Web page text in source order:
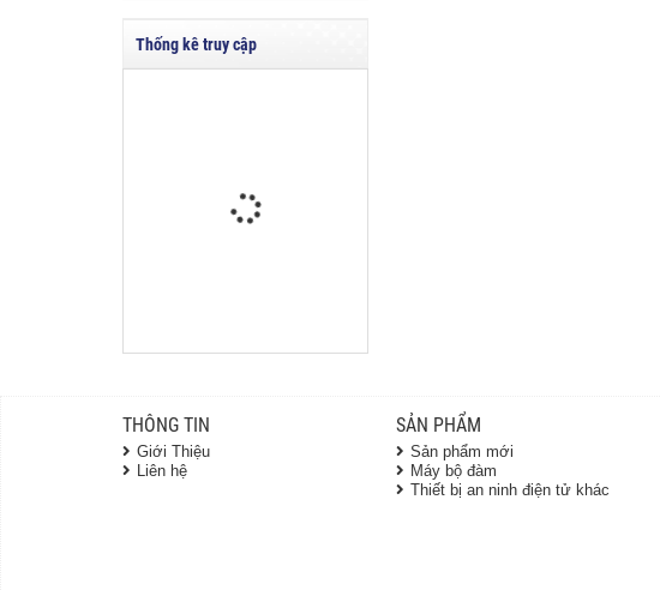
Thống kê truy cập
THÔNG TIN
Giới Thiệu
Liên hệ
SẢN PHẨM
Sản phẩm mới
Máy bộ đàm
Thiết bị an ninh điện tử khác